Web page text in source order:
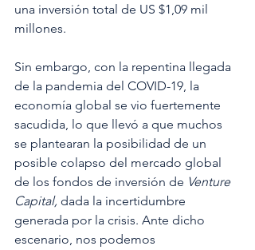
una inversión total de US $1,09 mil
millones.
Sin embargo, con la repentina llegada
de la pandemia del COVID-19, la
economía global se vio fuertemente
sacudida, lo que llevó a que muchos
se plantearan la posibilidad de un
posible colapso del mercado global
de los fondos de inversión de Venture
Capital, dada la incertidumbre
generada por la crisis. Ante dicho
escenario, nos podemos